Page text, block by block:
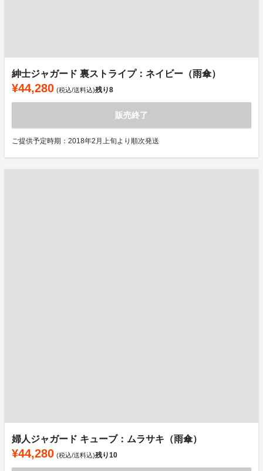
紳士ジャガード 裏ストライプ：ネイビー（雨傘）
¥44,280 (税込/送料込)残り8
販売終了
ご提供予定時期：2018年2月上旬より順次発送
婦人ジャガード キューブ：ムラサキ（雨傘）
¥44,280 (税込/送料込)残り10